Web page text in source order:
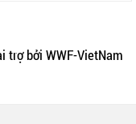
trợ bởi WWF-VietNam